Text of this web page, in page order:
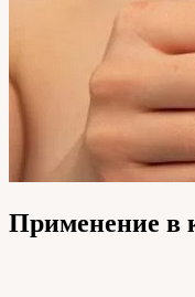
Применение в